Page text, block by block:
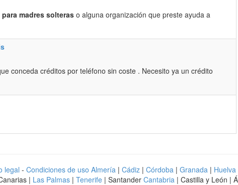
madres solteraso alguna organización que preste ayuda a
conceda créditos por teléfono sin coste . Necesito ya un crédito
legal - Condiciones de uso Almería | Cádiz | Córdoba | Granada | Huelva
| Las Palmas | Tenerife | Santander Cantabria | Castilla y León |